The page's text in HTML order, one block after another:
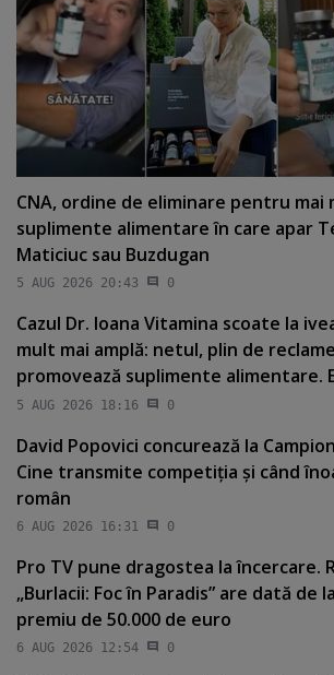
CNA, ordine de eliminare pentru mai
suplimente alimentare în care apar
Maticiuc sau Buzdugan
5 AUG 2026 20:43 0
Cazul Dr. Ioana Vitamina scoate la
mult mai amplă: netul, plin de
promovează suplimente alimentare.
5 AUG 2026 18:16 0
David Popovici concurează la
Cine transmite competiţia şi când
român
6 AUG 2026 16:31 0
Pro TV pune dragostea la încercare.
„Burlacii: Foc în Paradis” are dată de
premiu de 50.000 de euro
6 AUG 2026 12:54 0